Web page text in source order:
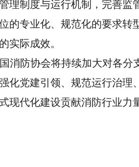
理制度与运行机制，完善监
的专业化、规范化的要求转
实际成效。
消防协会将持续加大对各
化党建引领、规范运行治理
现代化建设贡献消防行业力